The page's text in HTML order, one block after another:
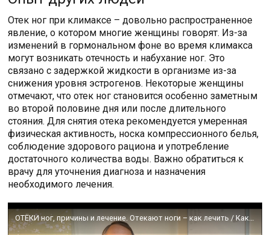
Отек ног при климаксе – довольно распространенное
явление, о котором многие женщины говорят. Из-за
изменений в гормональном фоне во время климакса
могут возникать отечность и набухание ног. Это
связано с задержкой жидкости в организме из-за
снижения уровня эстрогенов. Некоторые женщины
отмечают, что отек ног становится особенно заметным
во второй половине дня или после длительного
стояния. Для снятия отека рекомендуется умеренная
физическая активность, носка компрессионного белья,
соблюдение здорового рациона и употребление
достаточного количества воды. Важно обратиться к
врачу для уточнения диагноза и назначения
необходимого лечения.
ОТЁКИ ног, причины и лечение. Отекают ноги – как лечить / Как снять отек на ногах.